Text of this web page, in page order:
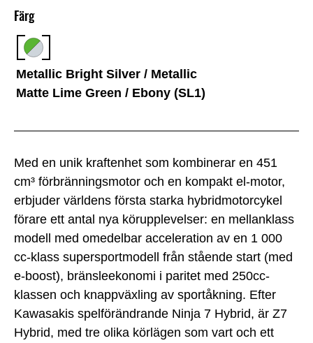
Med en unik kraftenhet som kombinerar en 451
cm³ förbränningsmotor och en kompakt el-motor,
erbjuder världens första starka hybridmotorcykel
förare ett antal nya körupplevelser: en mellanklass
modell med omedelbar acceleration av en 1 000
cc-klass supersportmodell från stående start (med
e-boost), bränsleekonomi i paritet med 250cc-
klassen och knappväxling av sportåkning. Efter
Kawasakis spelförändrande Ninja 7 Hybrid, är Z7
Hybrid, med tre olika körlägen som vart och ett
Färg
Metallic Bright Silver / Metallic
Matte Lime Green / Ebony (SL1)